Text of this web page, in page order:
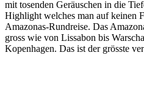
mit tosenden Geräuschen in die
Highlight welches man auf keinen
Amazonas-Rundreise. Das
gross wie von Lissabon bis
Kopenhagen. Das ist der grösste